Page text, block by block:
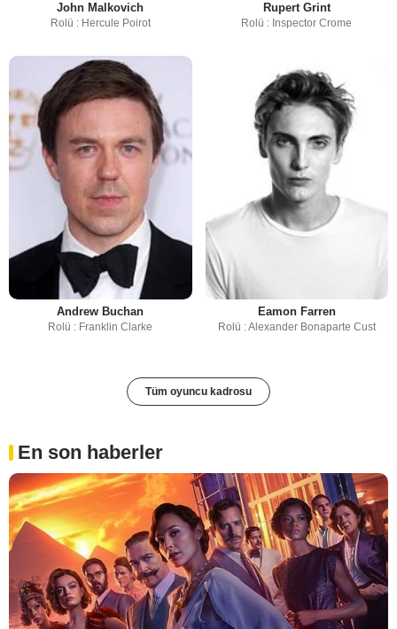
John Malkovich
Rolü : Hercule Poirot
Rupert Grint
Rolü : Inspector Crome
Andrew Buchan
Rolü : Franklin Clarke
Eamon Farren
Rolü : Alexander Bonaparte Cust
Tüm oyuncu kadrosu
En son haberler